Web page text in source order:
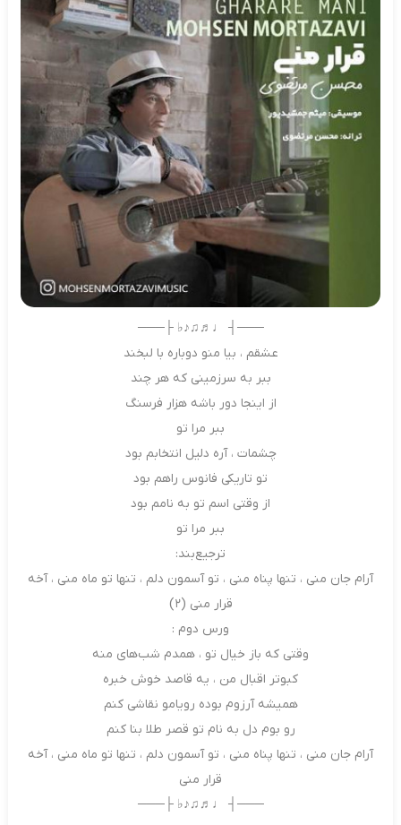
───┤ ♩♬♫♪♭ ├───
عشقم ، بیا منو دوباره با لبخند
ببر به سرزمینی که هر چند
از اینجا دور باشه هزار فرسنگ
ببر مرا تو
چشمات ، آره دلیل انتخابم بود
تو تاریکی فانوس راهم بود
از وقتی اسم تو به نامم بود
ببر مرا تو
ترجیع‌بند:
آرام جان منی ، تنها پناه منی ، تو آسمون دلم ، تنها تو ماه منی ، آخه
قرار منی (۲)
ورس دوم :
وقتی که باز خیال تو ، همدم شب‌های منه
کبوتر اقبال من ، یه قاصد خوش خبره
همیشه آرزوم بوده رویامو نقاشی کنم
رو بوم دل به نام تو قصر طلا بنا کنم
آرام جان منی ، تنها پناه منی ، تو آسمون دلم ، تنها تو ماه منی ، آخه
قرار منی
───┤ ♩♬♫♪♭ ├───